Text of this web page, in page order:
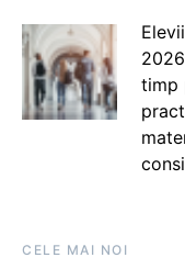
timp
CELE MAI NOI